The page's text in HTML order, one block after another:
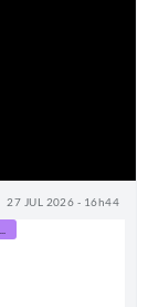
27 JUL 2026 - 16h44